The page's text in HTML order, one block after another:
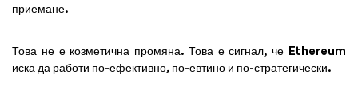
приемане.
Това не е козметична промяна. Това е сигнал, че Ethereum
иска да работи по-ефективно, по-евтино и по-стратегически.